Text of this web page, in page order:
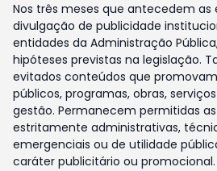
Nos três meses que antecedem as
divulgação de publicidade
entidades da Administração
hipóteses previstas na legislação.
evitados conteúdos que
públicos, programas, obras,
gestão. Permanecem permitidas
estritamente administrativas,
emergenciais ou de utilidade
caráter publicitário ou promocional.